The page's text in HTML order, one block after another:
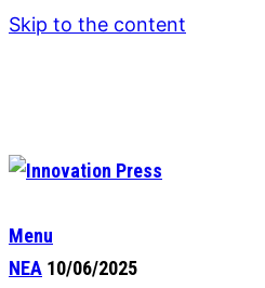
Skip to the content
Menu
ΝΕΑ 10/06/2025